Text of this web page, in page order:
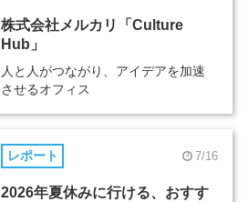
株式会社メルカリ「Culture
Hub」
人と人がつながり、アイデアを加速
させるオフィス
レポート 7/16
2026年夏休みに行ける、おすす